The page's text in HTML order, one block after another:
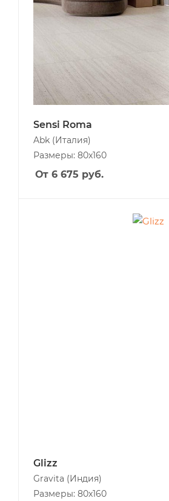
Sensi Roma
Abk (Италия)
Размеры: 80x160
От 6 675 руб.
Glizz
Gravita (Индия)
Размеры: 80x160